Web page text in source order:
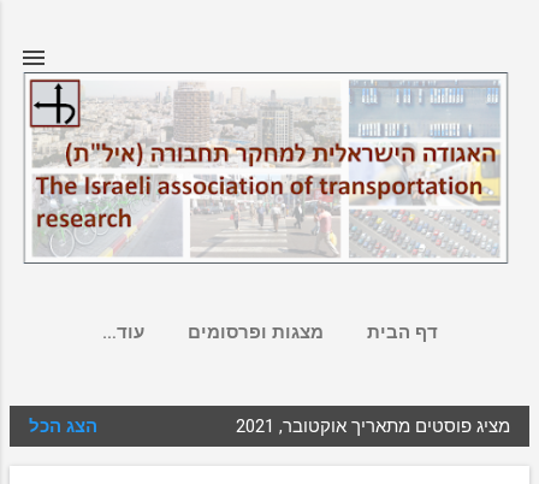
דף הבית מצגות ופרסומים ‏עוד…
ר
מציג פוסטים מתאריך אוקטובר, 2021 הצג הכל